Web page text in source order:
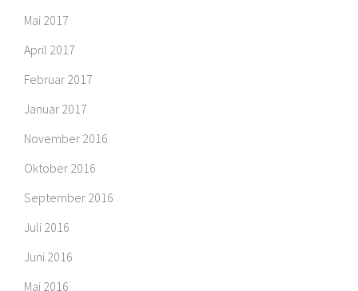
Mai 2017
April 2017
Februar 2017
Januar 2017
November 2016
Oktober 2016
September 2016
Juli 2016
Juni 2016
Mai 2016